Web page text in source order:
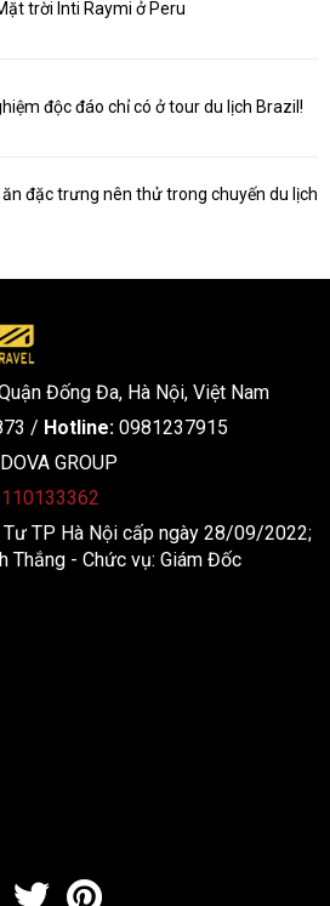
trời Inti Raymi ở Peru
độc đáo chỉ có ở tour du lịch Brazil!
đặc trưng nên thử trong chuyến du lịch
Đống Đa, ​​Hà Nội, Việt Nam
/ Hotline: 0981237915
GROUP
Tư TP Hà Nội cấp ngày 28/09/2022;
Thắng - Chức vụ: Giám Đốc